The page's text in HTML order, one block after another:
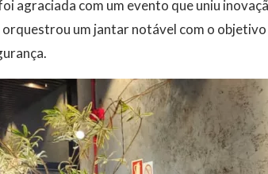
agraciada com um evento que uniu
orquestrou um jantar notável com o